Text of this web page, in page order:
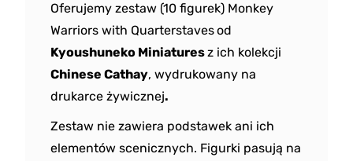
Oferujemy zestaw (10 figurek) Monkey
Warriors with Quarterstavesod
Kyoushuneko Miniaturesz ich kolekcji
Chinese Cathay, wydrukowany na
drukarce żywicznej.
Zestaw nie zawiera podstawek ani ich
elementów scenicznych. Figurki pasują na